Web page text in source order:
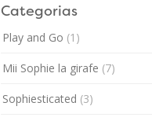
Categorias
Play and Go (1)
Mii Sophie la girafe (7)
Sophiesticated (3)